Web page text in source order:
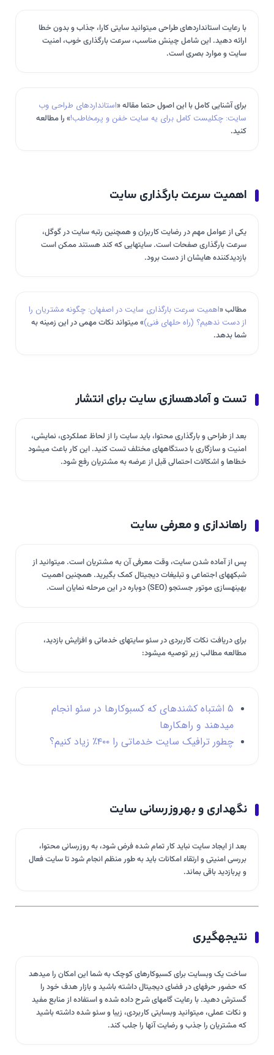
با رعایت استانداردهای طراحی میتوانید سایتی کارا، جذاب و بدون خطا
ارائه دهید. این شامل چینش مناسب، سرعت بارگذاری خوب، امنیت
سایت و موارد بصری است.
برای آشنایی کامل با این اصول حتما مقاله «استانداردهای طراحی وب
سایت: چکلیست کامل برای یه سایت خفن و پرمخاطب!» را مطالعه
کنید.
اهمیت سرعت بارگذاری سایت
یکی از عوامل مهم در رضایت کاربران و همچنین رتبه سایت در گوگل،
سرعت بارگذاری صفحات است. سایتهایی که کند هستند ممکن است
بازدیدکننده هایشان از دست برود.
مطالب «اهمیت سرعت بارگذاری سایت در اصفهان: چگونه مشتریان را
از دست ندهیم؟ (راه حلهای فنی)» میتواند نکات مهمی در این زمینه به
شما بدهد.
تست و آمادهسازی سایت برای انتشار
بعد از طراحی و بارگذاری محتوا، باید سایت را از لحاظ عملکردی، نمایشی،
امنیت و سازگاری با دستگاههای مختلف تست کنید. این کار باعث میشود
خطاها و اشکالات احتمالی قبل از عرضه به مشتریان رفع شود.
راهاندازی و معرفی سایت
پس از آماده شدن سایت، وقت معرفی آن به مشتریان است. میتوانید از
شبکههای اجتماعی و تبلیغات دیجیتال کمک بگیرید. همچنین اهمیت
بهینهسازی موتور جستجو (SEO) دوباره در این مرحله نمایان است.
برای دریافت نکات کاربردی در سئو سایتهای خدماتی و افزایش بازدید،
مطالعه مطالب زیر توصیه میشود:
۵ اشتباه کشندهای که کسبوکارها در سئو انجام
میدهند و راهکارها
چطور ترافیک سایت خدماتی را ۴۰۰٪ زیاد کنیم؟
نگهداری و بهروزرسانی سایت
بعد از ایجاد سایت نباید کار تمام شده فرض شود، به روزرسانی محتوا،
بررسی امنیتی و ارتقاء امکانات باید به طور منظم انجام شود تا سایت فعال
و پربازدید باقی بماند.
نتیجهگیری
ساخت یک وبسایت برای کسبوکارهای کوچک به شما این امکان را میدهد
که حضور حرفهای در فضای دیجیتال داشته باشید و بازار هدف خود را
گسترش دهید. با رعایت گامهای شرح داده شده و استفاده از منابع مفید
و نکات عملی، میتوانید وبسایتی کاربردی، زیبا و سئو شده داشته باشید
که مشتریان را جذب و رضایت آنها را جلب کند.